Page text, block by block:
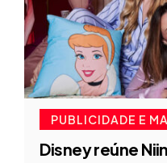
PUBLICIDADE E
Disney reúne